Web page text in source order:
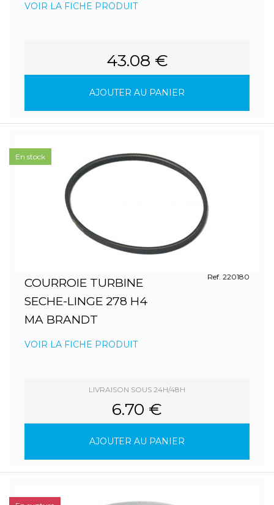
VOIR LA FICHE PRODUIT
43.08 €
AJOUTER AU PANIER
COURROIE TURBINE
SECHE-LINGE 278 H4
MA BRANDT
Ref. 220180
VOIR LA FICHE PRODUIT
LIVRAISON SOUS 24H/48H
6.70 €
AJOUTER AU PANIER
En stock